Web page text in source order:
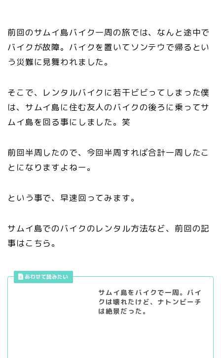
前回のサムイ島バイク一周の旅では、なんと途中で
バイクが故障。バイクを置いてソンテウで帰るとい
う災難に見舞われました。
そこで、レンタルバイクに若干ビビってしまった僕
は、サムイ島に住む友人のバイクの後ろに乗ってサ
ムイ島を回る事にしました。笑
前回半周したので、今回半周すれば合計一周したこ
とになりますよねー。
という事で、早速回ってみます。
サムイ島でのバイクのレンタル方法など、前回の記
事はこちら。
サムイ島をバイクで一周。バイ
クは壊れたけど、ナトンビーチ
は絶景だった。